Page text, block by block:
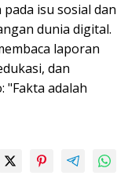
isu sosial dan
dunia digital.
laporan
dan
"Fakta adalah